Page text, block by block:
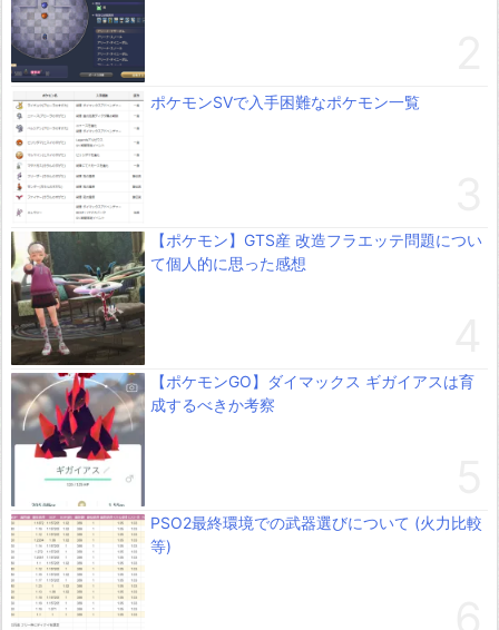
ポケモンSVで入手困難なポケモン一覧
【ポケモン】GTS産 改造フラエッテ問題につい
て個人的に思った感想
【ポケモンGO】ダイマックス ギガイアスは育
成するべきか考察
PSO2最終環境での武器選びについて (火力比較
等)